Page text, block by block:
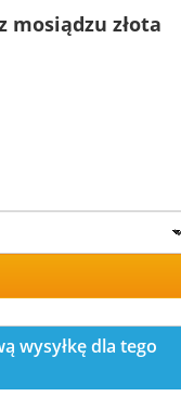
mosiądzu złota
wysyłkę dla tego